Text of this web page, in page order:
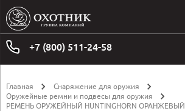
+7 (800) 511-24-58
Главная
Снаряжение для оружия
Оружейные ремни и подвесы для оружия
РЕМЕНЬ ОРУЖЕЙНЫЙ HUNTINGHORN ОРАНЖЕВЫЙ